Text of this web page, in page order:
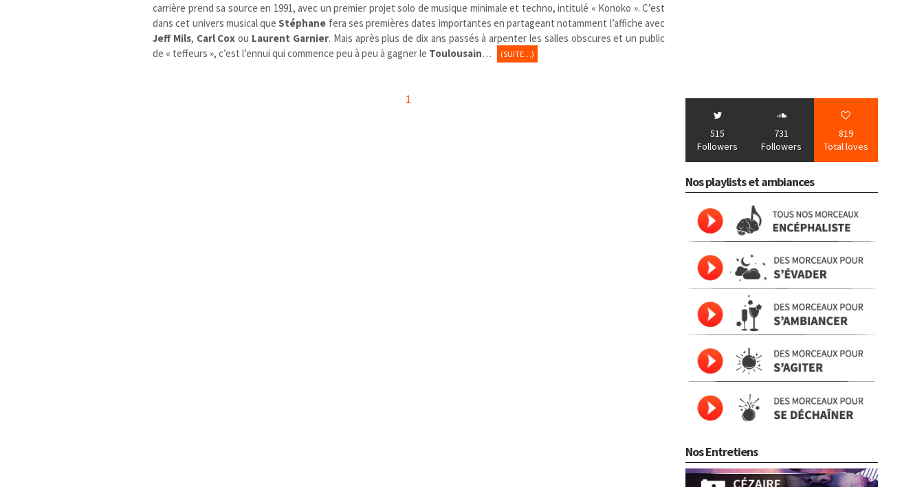
carrière prend sa source en 1991, avec un premier projet solo de musique minimale et techno, intitulé « Konoko ». C’est
dans cet univers musical queStéphane fera ses premières dates importantes en partageant notamment l’affiche avec
Jeff Mils, Carl Cox ou Laurent Garnier. Mais après plus de dix ans passés à arpenter les salles obscures et un public
de « teffeurs », c’est l’ennui qui commence peu à peu à gagner le Toulousain… (SUITE…)
1
515
Followers
731
Followers
819
Total loves
Nos playlists et ambiances
Nos Entretiens